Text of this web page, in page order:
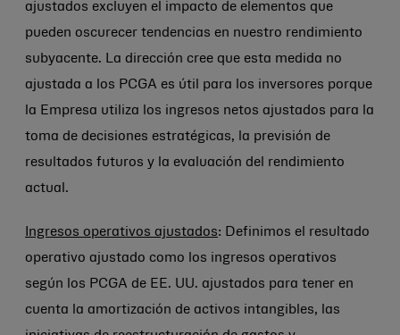
ajustados excluyen el impacto de elementos que
pueden oscurecer tendencias en nuestro rendimiento
subyacente. La dirección cree que esta medida no
ajustada a los PCGA es útil para los inversores porque
la Empresa utiliza los ingresos netos ajustados para la
toma de decisiones estratégicas, la previsión de
resultados futuros y la evaluación del rendimiento
actual.
Ingresos operativos ajustados: Definimos el resultado
operativo ajustado como los ingresos operativos
según los PCGA de EE. UU. ajustados para tener en
cuenta la amortización de activos intangibles, las